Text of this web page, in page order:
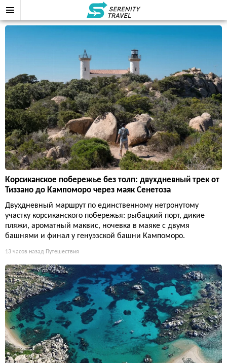
Корсиканское побережье без толп: двухдневный трек от
Тиззано до Кампоморо через маяк Сенетоза
Двухдневный маршрут по единственному нетронутому
участку корсиканского побережья: рыбацкий порт, дикие
пляжи, ароматный маквис, ночевка в маяке с двумя
башнями и финал у генуэзской башни Кампоморо.
13 часов назад Путешествия